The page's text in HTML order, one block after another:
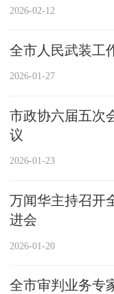
2026-02-12
全市人民武装工
2026-01-27
市政协六届五次
议
2026-01-23
万闻华主持召开
进会
2026-01-20
全市审判业务专